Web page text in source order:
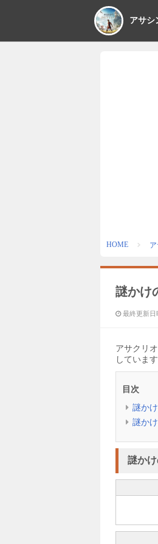
アサシ
HOME
謎かけ
最終更新日
アサクリ
していま
目次
謎か
謎か
謎か